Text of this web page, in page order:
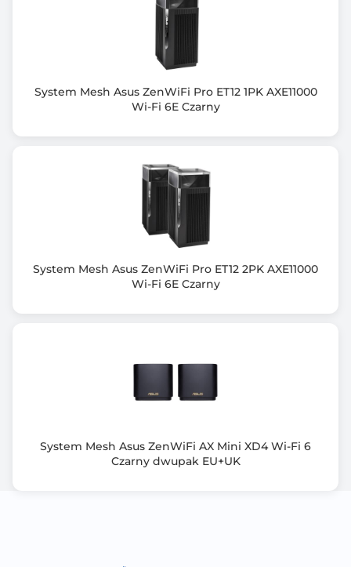
Porty: 1 port RJ45 10/100 Mb/s
Przyciski: Przycisk RESET/WPS
System Mesh Asus ZenWiFi Pro ET12 1PK AXE11000
Wi-Fi 6E Czarny
System Mesh Asus ZenWiFi Pro ET12 2PK AXE11000
Wi-Fi 6E Czarny
System Mesh Asus ZenWiFi AX Mini XD4 Wi-Fi 6
Czarny dwupak EU+UK